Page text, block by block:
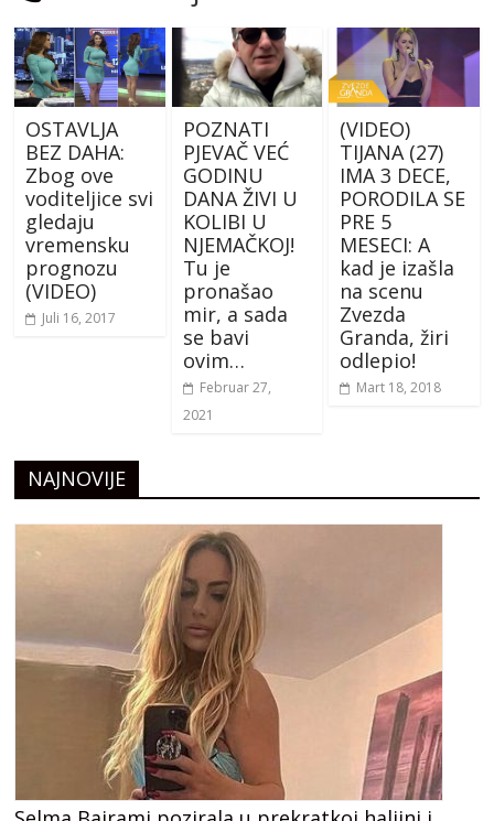
OSTAVLJA
BEZ DAHA:
Zbog ove
voditeljice svi
gledaju
vremensku
prognozu
(VIDEO)
Juli 16, 2017
POZNATI
PJEVAČ VEĆ
GODINU
DANA ŽIVI U
KOLIBI U
NJEMAČKOJ!
Tu je
pronašao
mir, a sada
se bavi
ovim…
Februar 27,
2021
(VIDEO)
TIJANA (27)
IMA 3 DECE,
PORODILA SE
PRE 5
MESECI: A
kad je izašla
na scenu
Zvezda
Granda, žiri
odlepio!
Mart 18, 2018
NAJNOVIJE